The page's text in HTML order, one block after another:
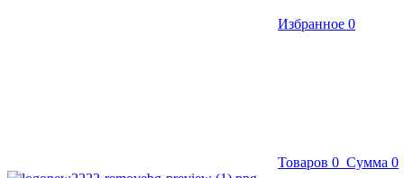
Избранное 0
Товаров 0 Сумма 0